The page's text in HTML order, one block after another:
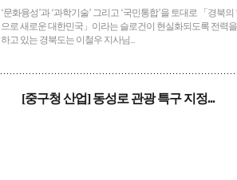
‘문화융성’과 ‘과학기술’ 그리고 ‘국민통합’을 토대로 「경북의
으로 새로운 대한민국」이라는 슬로건이 현실화되도록 전력
하고 있는 경북도는 이철우 지사님...
[중구청 산업] 동성로 관광 특구 지정...